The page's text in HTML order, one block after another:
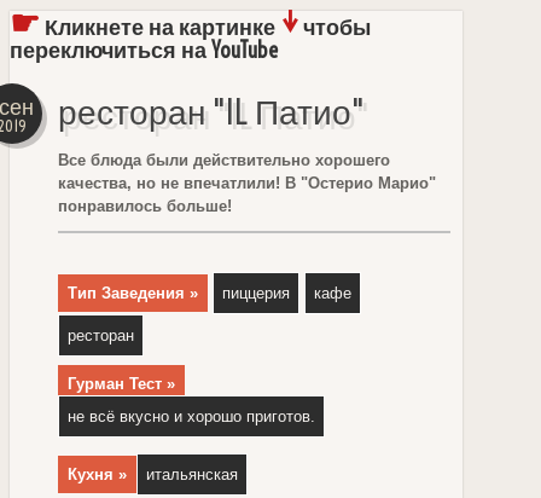
☛ Кликнете на картинке ↓чтобы
переключиться на YouTube
ресторан "IL Патио"
Все блюда были действительно хорошего
качества, но не впечатлили! В "Остерио Марио"
понравилось больше!
Тип Заведения » пиццерия кафе
ресторан
Гурман Тест »
не всё вкусно и хорошо приготов.
Кухня » итальянская